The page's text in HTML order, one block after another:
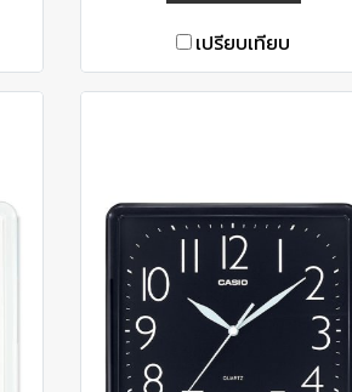
เปรียบเทียบ